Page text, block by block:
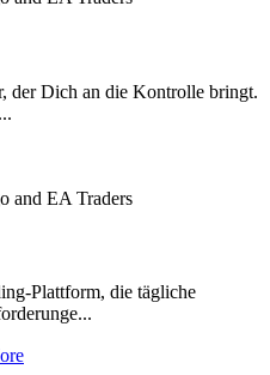
der Dich an die Kontrolle bringt.
...
and EA Traders
Plattform, die tägliche
...